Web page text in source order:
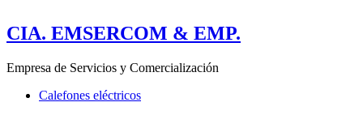
CIA. EMSERCOM & EMP.
Empresa de Servicios y Comercialización
Calefones eléctricos